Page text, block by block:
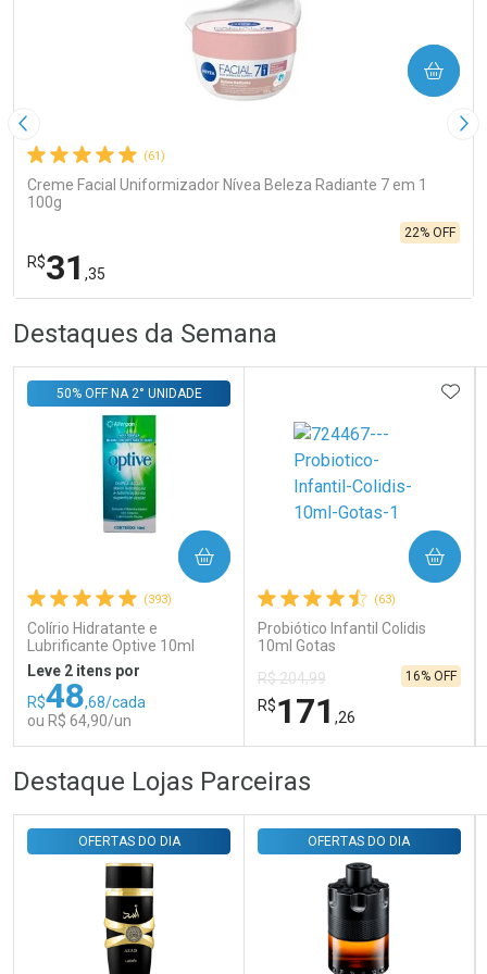
Imagem Anterior
(61)
Creme Facial Uniformizador Nívea Beleza Radiante 7 em 1
100g
R$31 ,35
22% OFF
COMPRAR
Laboratório
Ativar Desconto
Comprar sem Desconto
Por R$ 31,35/cada
Por Menos
Comprar sem Desconto
Por R$ 31,35/cada
Destaques da Semana
(393)
Colírio Hidratante e
Lubrificante Optive 10ml
50% OFF NA 2° UNIDADE
Leve 2 itens por
R$48,68/cada
ou R$ 64,90/un
COMPRAR
FECHAR
Laboratório
FECHAR
Por Menos
(63)
Probiótico Infantil Colidis
10ml Gotas
R$ 204,99
R$171 ,26
16% OFF
COMPRAR
Por Menos
Destaque Lojas Parceiras
OFERTAS DO DIA OFERTAS DO DIA